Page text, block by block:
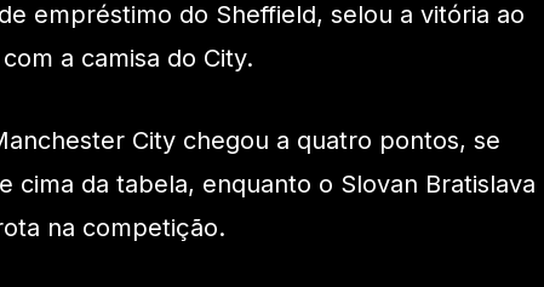
empréstimo do Sheffield, selou a vitória ao
a camisa do City.
City chegou a quatro pontos, se
cima da tabela, enquanto o Slovan Bratislava
na competição.